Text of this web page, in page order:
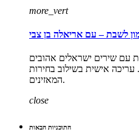
more_vert
לשבת – עם אריאלה בן צבי
עם שירים ישראלים אהובים
עריכה אישית בשילוב בחירות
המאזינים.
close
התוכניות הבאות